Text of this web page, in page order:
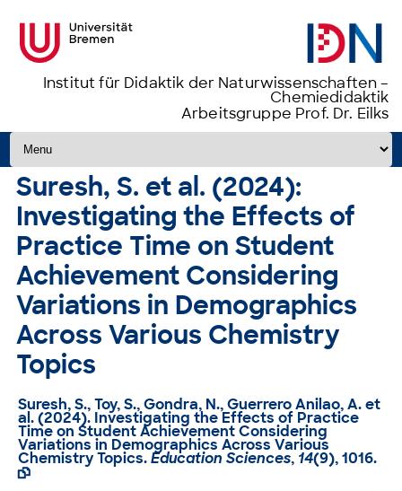
Institut für Didaktik der Naturwissenschaften –
Chemiedidaktik
Arbeitsgruppe Prof. Dr. Eilks
Zum Inhalt springen
Suresh, S. et al. (2024):
Investigating the Effects of
Practice Time on Student
Achievement Considering
Variations in Demographics
Across Various Chemistry
Topics
Suresh, S., Toy, S., Gondra, N., Guerrero Anilao, A. et
al. (2024). Investigating the Effects of Practice
Time on Student Achievement Considering
Variations in Demographics Across Various
Chemistry Topics.Education Sciences, 14(9), 1016.
